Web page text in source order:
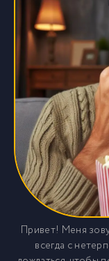
Привет! Меня
всегда с